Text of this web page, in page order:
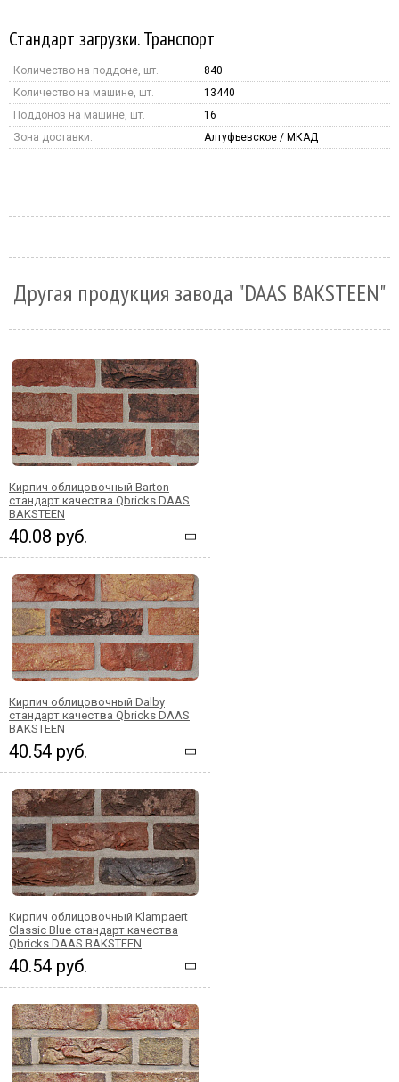
Стандарт загрузки. Транспорт
Количество на поддоне, шт.
840
Количество на машине, шт.
13440
Поддонов на машине, шт.
16
Зона доставки:
Алтуфьевское / МКАД
Другая продукция завода "DAAS BAKSTEEN"
Кирпич облицовочный Barton
стандарт качества Qbricks DAAS
BAKSTEEN
40.08 руб.
Кирпич облицовочный Dalby
стандарт качества Qbricks DAAS
BAKSTEEN
40.54 руб.
Кирпич облицовочный Klampaert
Classic Blue стандарт качества
Qbricks DAAS BAKSTEEN
40.54 руб.